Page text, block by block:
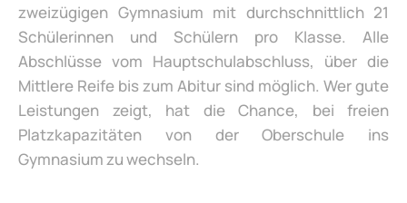
zweizügigen Gymnasium mit durchschnittlich 21
Schülerinnen und Schülern pro Klasse. Alle
Abschlüsse vom Hauptschulabschluss, über die
Mittlere Reife bis zum Abitur sind möglich. Wer gute
Leistungen zeigt, hat die Chance, bei freien
Platzkapazitäten von der Oberschule ins
Gymnasium zu wechseln.